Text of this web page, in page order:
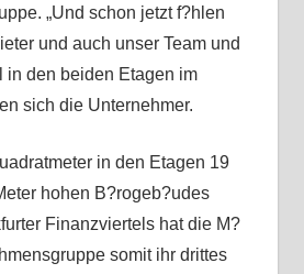
„Und schon jetzt f?hlen
und auch unser Team und
in den beiden Etagen im
sich die Unternehmer.
in den Etagen 19
hohen B?rogeb?udes
Finanzviertels hat die M?
somit ihr drittes